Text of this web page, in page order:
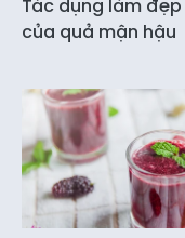
Tác dụng làm
của quả mận hậu